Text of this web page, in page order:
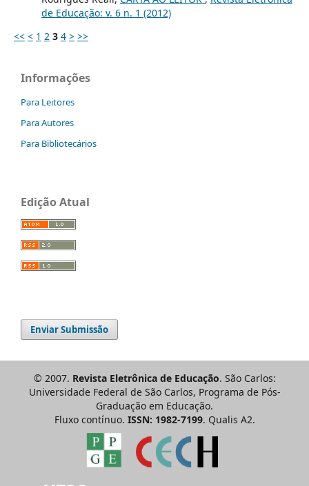
de Educação: v. 6 n. 1 (2012)
<< < 1 2 3 4 > >>
Informações
Para Leitores
Para Autores
Para Bibliotecários
Edição Atual
Enviar Submissão
© 2007. Revista Eletrônica de Educação. São Carlos:
Universidade Federal de São Carlos, Programa de Pós-
Graduação em Educação.
Fluxo contínuo. ISSN: 1982-7199. Qualis A2.